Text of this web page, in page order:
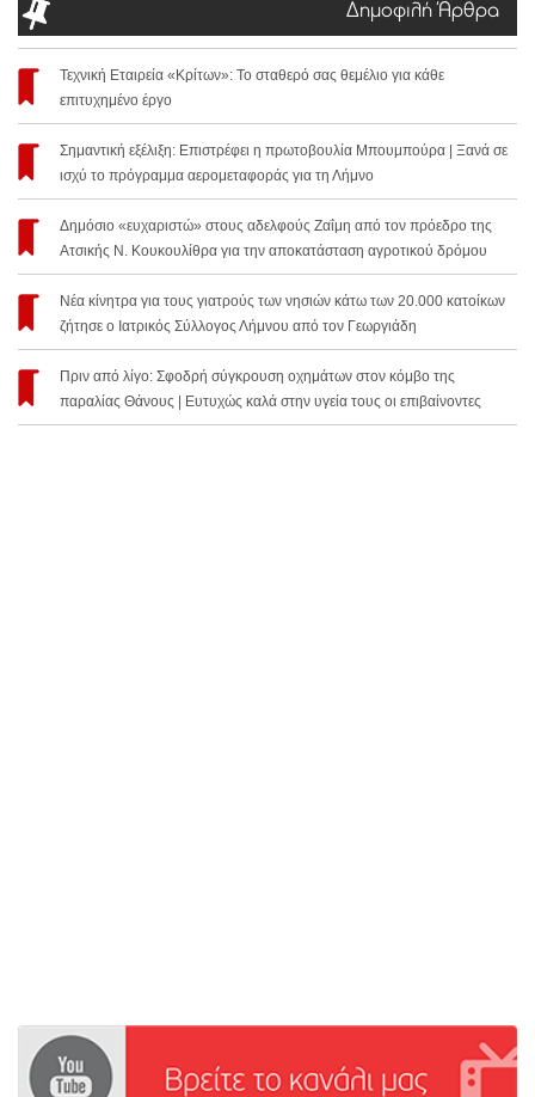
Δημοφιλή Άρθρα
Τεχνική Εταιρεία «Κρίτων»: Το σταθερό σας θεμέλιο για κάθε
επιτυχημένο έργο
Σημαντική εξέλιξη: Επιστρέφει η πρωτοβουλία Μπουμπούρα | Ξανά σε
ισχύ το πρόγραμμα αερομεταφοράς για τη Λήμνο
Δημόσιο «ευχαριστώ» στους αδελφούς Ζαΐμη από τον πρόεδρο της
Ατσικής Ν. Κουκουλίθρα για την αποκατάσταση αγροτικού δρόμου
Νέα κίνητρα για τους γιατρούς των νησιών κάτω των 20.000 κατοίκων
ζήτησε ο Ιατρικός Σύλλογος Λήμνου από τον Γεωργιάδη
Πριν από λίγο: Σφοδρή σύγκρουση οχημάτων στον κόμβο της
παραλίας Θάνους | Ευτυχώς καλά στην υγεία τους οι επιβαίνοντες